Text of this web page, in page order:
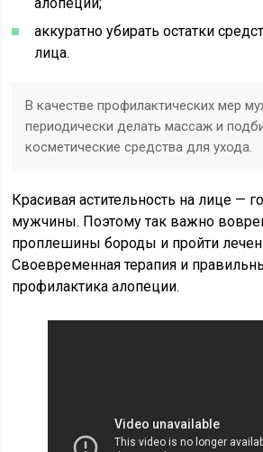
аккуратно убирать остатки
лица.
В качестве профилактических мер
периодически делать массаж и
косметические средства для ухода.
Красивая астительность на лице —
мужчины. Поэтому так важно
проплешины бороды и пройти
Своевременная терапия и
профилактика алопеции.